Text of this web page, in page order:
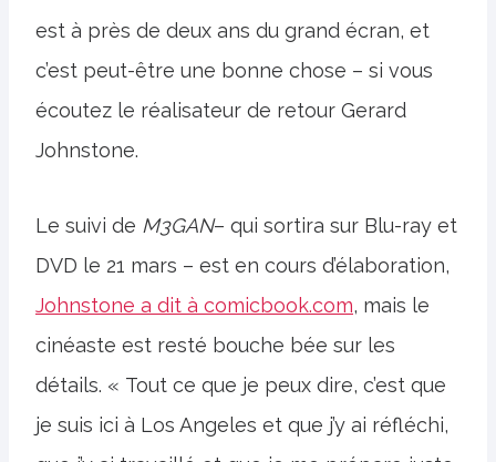
est à près de deux ans du grand écran, et
c’est peut-être une bonne chose – si vous
écoutez le réalisateur de retour Gerard
Johnstone.
Le suivi de M3GAN– qui sortira sur Blu-ray et
DVD le 21 mars – est en cours d’élaboration,
Johnstone a dit à comicbook.com, mais le
cinéaste est resté bouche bée sur les
détails. « Tout ce que je peux dire, c’est que
je suis ici à Los Angeles et que j’y ai réfléchi,